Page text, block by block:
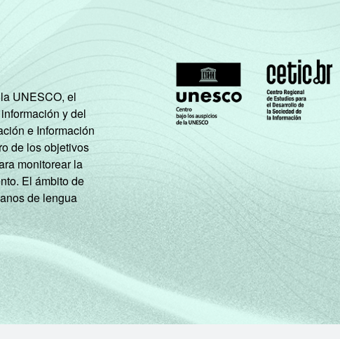
72 61 32
com 10 ou mais funcionários, que constituem os seguintes
e estimuladas referentes aos últimos 12 meses
UNESCO, el
y del
e Información
de los objetivos
monitorear la
El ámbito de
de lengua